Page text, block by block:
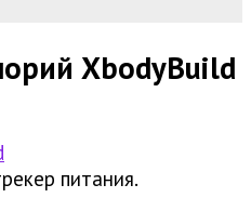
XbodyBuild
питания.